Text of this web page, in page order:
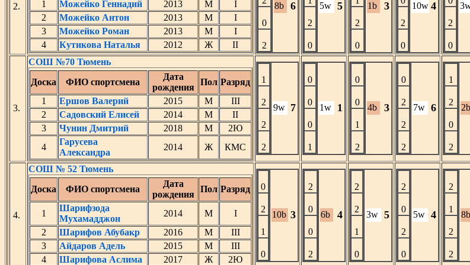
2.
1
Можейко Геннадий 2013 М
I
2
Можейко Антон 2013 М
I
3
Можейко Роман 2013 М
I
4
Кутикова Наталья 2012 Ж II
0
2
8b 6
2
0
5w 5
2
0
1b 3
2
0
10w 4
2
0
3.
СОШ №70 Тюмень
Доска
ФИО спортсмена
Дата
рождения
Пол Разряд
1
Ершов Валерий 2015 М
III
2
Садовский Елисей 2014 М
II
3
Чунин Дмитрий 2018 М
2Ю
4
Гарусева
Александра
2014 Ж КМС
1
2
2
2
9w 7
0
0
0
1
1w 1
0
0
1
2
4b 3
0
2
2
2
7w 6
1
2
0
2
2b
4.
СОШ № 52 Тюмень
Доска
ФИО спортсмена
Дата
рождения
Пол Разряд
1
Шарифзода
Мухамадджон
2014 М
I
2
Шарифов Абубакр 2016 М
III
3
Айдаров Адель 2015 М
III
4
Шарифова Аслима 2017 Ж 2Ю
0
2
1
0
10b 3
2
0
0
2
6b 4
2
2
1
0
3w 5
2
0
2
0
5w 4
2
1
2
2
8b